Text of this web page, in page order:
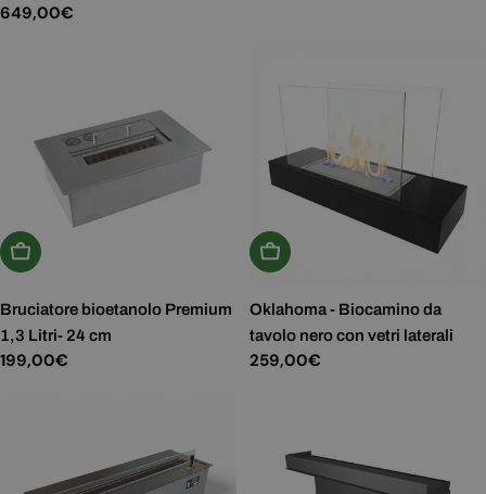
Prezzo
649,00€
Aggiungi Al Carrello
Bruciatore bioetanolo Premium
1,3 Litri- 24 cm
Prezzo
199,00€
Aggiungi Al Carrello
Oklahoma - Biocamino da
tavolo nero con vetri laterali
Prezzo
259,00€